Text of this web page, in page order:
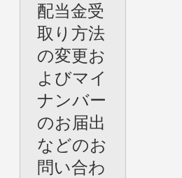
配当金受
取り方法
の変更お
よびマイ
ナンバー
のお届出
などのお
問い合わ